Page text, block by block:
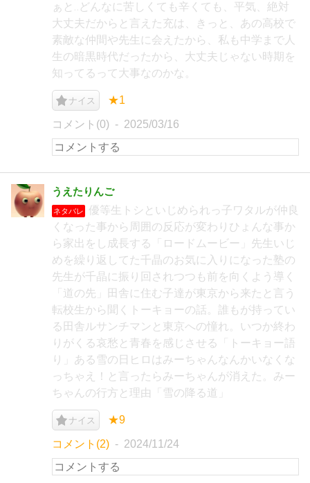
ぁと‥どんなに苦しくても辛くても、平気、絶対
大丈夫だからと言えた充は、きっと、あの高校で
素敵な仲間や先生に会えたから、私も中学まで人
生の暗黒時代だったから、大丈夫じゃない時期を
知ってるって大事なのかな。
ナイス ★1
コメント(0) 2025/03/16
うえたりんご
ネタバレ
優等生トシといじめられっ子ワタルが仲良
くなった事から周囲の反応が変わりひょんな事か
ら家出をし成長する「ロードムービー」先生いじ
めを繰り返してた千晶のお気に入りになった塾の
先生が千晶に振り回されつつも前を向くよう導く
「道の先」田舎に住む子達が東京から来たと言う
転校生から聞くトーキョーの話。誰もが持ってい
る田舎ルサンチマンと東京への憧れ。いつか終わ
りがくる哀愁と青春を感じさせる「トーキョー語
り」ある雪の日ヒロはみーちゃんなんかいなくな
っちゃえ！と言ったらみーちゃんが消えた。みー
ちゃんの行方と理由「雪の降る道」
ナイス ★9
コメント(2) 2024/11/24